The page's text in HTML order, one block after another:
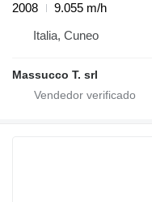
2008
9.055 m/h
Italia, Cuneo
Massucco T. srl